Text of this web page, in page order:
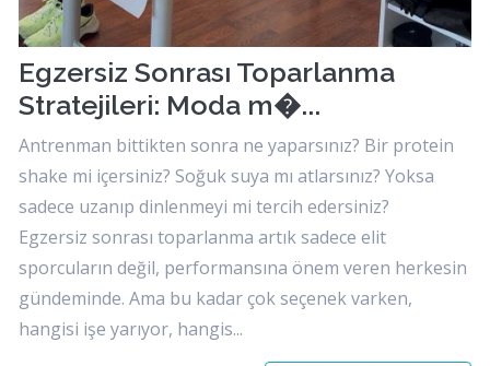
Egzersiz Sonrası Toparlanma
Stratejileri: Moda m�...
Antrenman bittikten sonra ne yaparsınız? Bir protein
shake mi içersiniz? Soğuk suya mı atlarsınız? Yoksa
sadece uzanıp dinlenmeyi mi tercih edersiniz?
Egzersiz sonrası toparlanma artık sadece elit
sporcuların değil, performansına önem veren herkesin
gündeminde. Ama bu kadar çok seçenek varken,
hangisi işe yarıyor, hangis...